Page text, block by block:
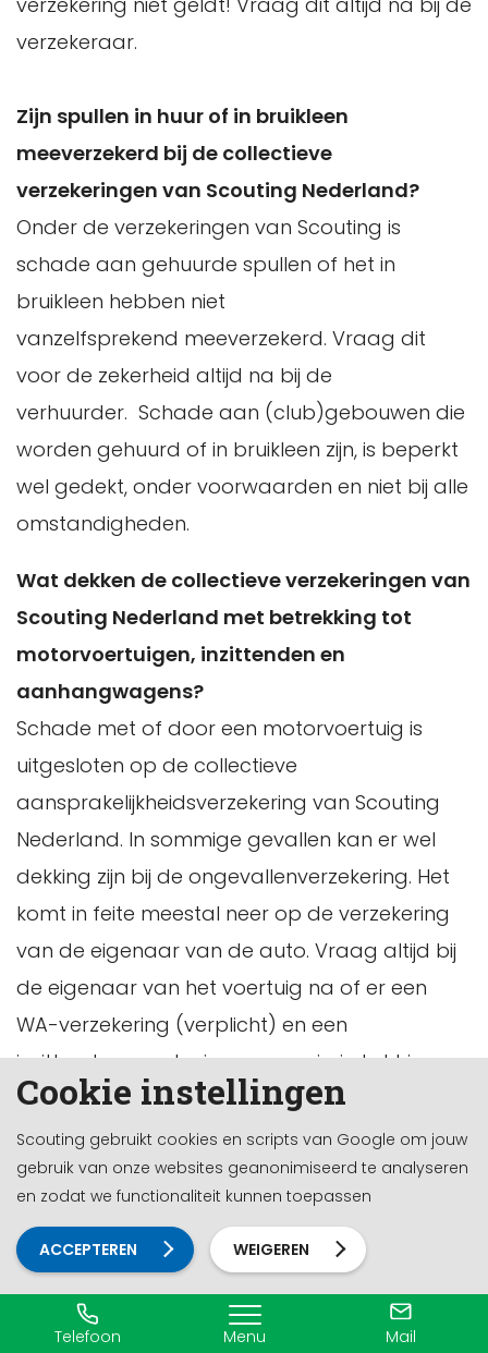
Cookie instellingen
Scouting gebruikt cookies en scripts van Google om jouw
gebruik van onze websites geanonimiseerd te analyseren
en zodat we functionaliteit kunnen toepassen
ACCEPTEREN WEIGEREN
verzekeraar.
Zijn spullen in huur of in bruikleen
meeverzekerd bij de collectieve
verzekeringen van Scouting Nederland?
Onder de verzekeringen van Scouting is
schade aan gehuurde spullen of het in
bruikleen hebben niet
vanzelfsprekend meeverzekerd. Vraag dit
voor de zekerheid altijd na bij de
verhuurder. Schade aan (club)gebouwen die
worden gehuurd of in bruikleen zijn, is beperkt
wel gedekt, onder voorwaarden en niet bij alle
omstandigheden.
Wat dekken de collectieve verzekeringen van
Scouting Nederland met betrekking tot
motorvoertuigen, inzittenden en
aanhangwagens?
Schade met of door een motorvoertuig is
uitgesloten op de collectieve
aansprakelijkheidsverzekering van Scouting
Nederland. In sommige gevallen kan er wel
dekking zijn bij de ongevallenverzekering. Het
komt in feite meestal neer op de verzekering
van de eigenaar van de auto. Vraag altijd bij
de eigenaar van het voertuig na of er een
WA-verzekering (verplicht) en een
inzittendenverzekering aanwezig is. Let hier op
als je met je eigen auto rijdt voor Scouting of je
auto uitleent!
Schade door aanhangers die achter een
voertuig hangen volgt de dekking van het
aanhanger geldt dit niet. In een aantal
Telefoon Menu Mail